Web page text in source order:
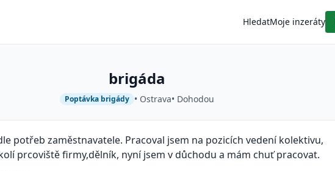
HledatMoje inzeráty
brigáda
Poptávka brigády • Ostrava• Dohodou
potřeb zaměstnavatele. Pracoval jsem na pozicích vedení kolektivu,
prcoviště firmy,dělník, nyní jsem v důchodu a mám chuť pracovat.